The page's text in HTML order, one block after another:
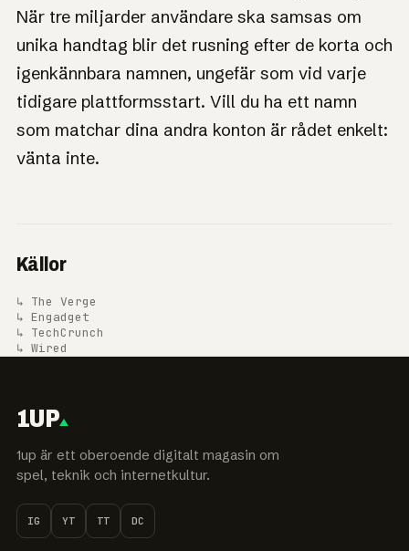
När tre miljarder användare ska samsas om
unika handtag blir det rusning efter de korta och
igenkännbara namnen, ungefär som vid varje
tidigare plattformsstart. Vill du ha ett namn
som matchar dina andra konton är rådet enkelt:
vänta inte.
Källor
↳ The Verge
↳ Engadget
↳ TechCrunch
↳ Wired
1UP
1up är ett oberoende digitalt magasin om
spel, teknik och internetkultur.
IG YT TT DC